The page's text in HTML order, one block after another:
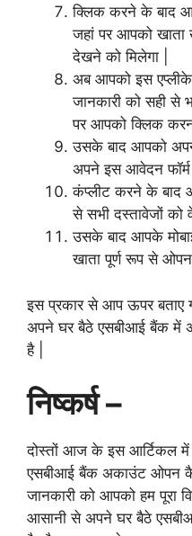
क्लिक करने के बाद
जहां पर आपको खाता
देखने को मिलेगा |
अब आपको इस
जानकारी को सही से
पर आपको क्लिक करना
उसके बाद आपको
अपने इस आवेदन फॉर्म
कंप्लीट करने के बाद
से सभी दस्तावेजों को
उसके बाद आपके
खाता पूर्ण रूप से ओपन
इस प्रकार से आप ऊपर बताए
अपने घर बैठे एसबीआई बैंक में
है |
निष्कर्ष –
दोस्तों आज के इस आर्टिकल में
एसबीआई बैंक अकाउंट ओपन
जानकारी को आपको हम पूरा
आसानी से अपने घर बैठे